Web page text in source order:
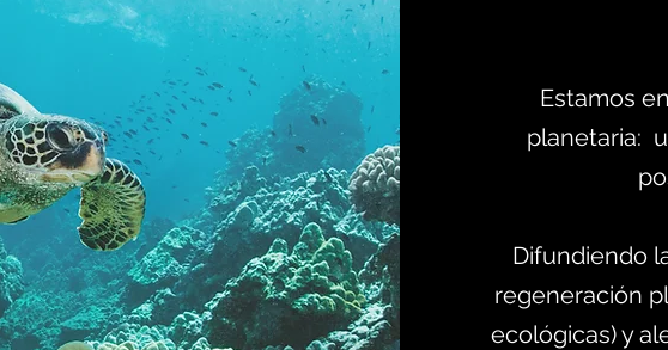
Estamos
planetaria:
Difundiendo
regeneración
ecológicas) y